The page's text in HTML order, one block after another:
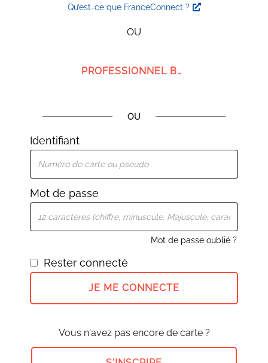
Qu’est-ce que FranceConnect ?
OU
PROFESSIONNEL BMG
OU
Identifiant
Mot de passe
Mot de passe oublié ?
Rester connecté
JE ME CONNECTE
Vous n'avez pas encore de carte ?